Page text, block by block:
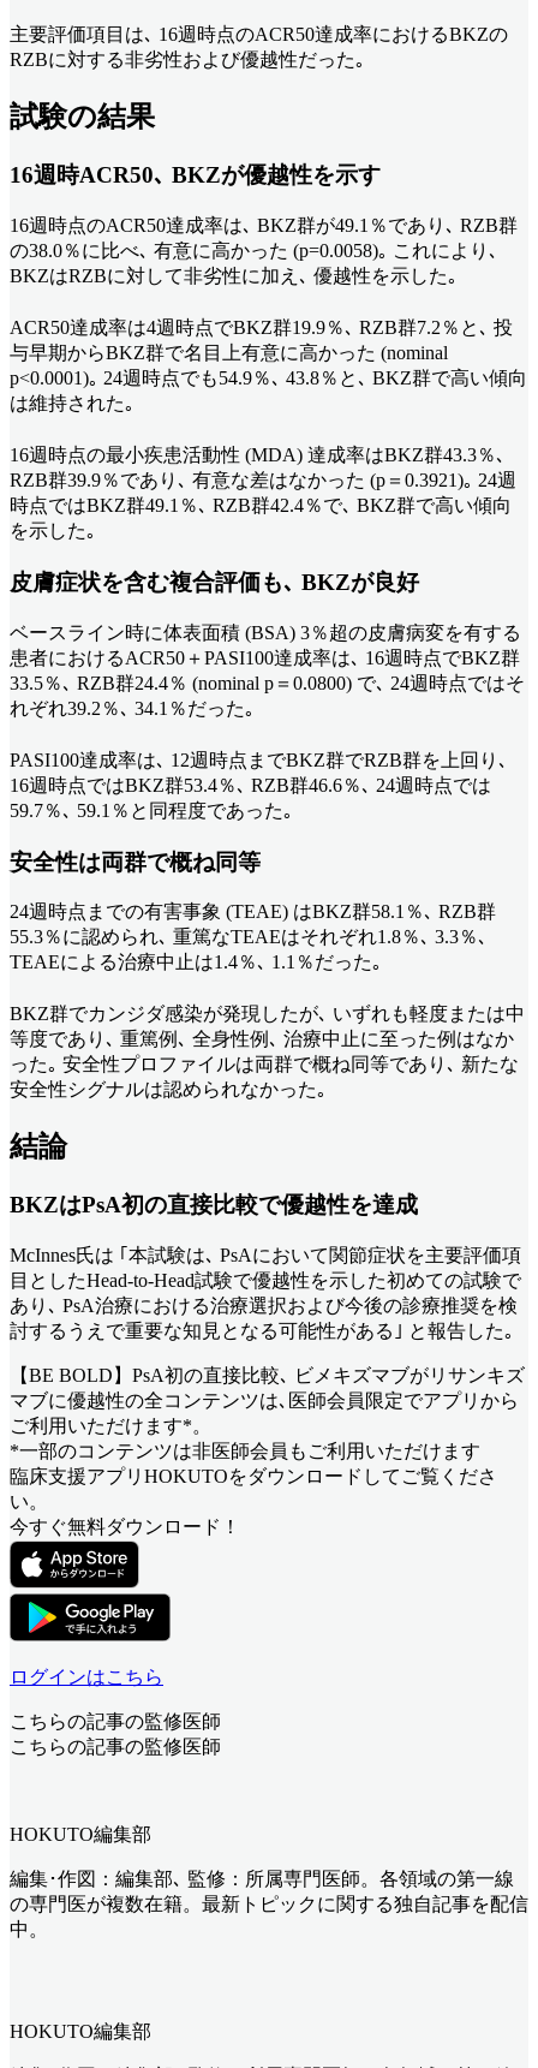
主要評価項目は､ 16週時点のACR50達成率におけるBKZの
RZBに対する非劣性および優越性だった｡
試験の結果
16週時ACR50､ BKZが優越性を示す
16週時点のACR50達成率は､ BKZ群が49.1％であり､ RZB群
の38.0％に比べ､ 有意に高かった (p=0.0058)｡ これにより､
BKZはRZBに対して非劣性に加え､ 優越性を示した｡
ACR50達成率は4週時点でBKZ群19.9％､ RZB群7.2％と､ 投
与早期からBKZ群で名目上有意に高かった (nominal
p<0.0001)｡ 24週時点でも54.9％､ 43.8％と､ BKZ群で高い傾向
は維持された｡
16週時点の最小疾患活動性 (MDA) 達成率はBKZ群43.3％､
RZB群39.9％であり､ 有意な差はなかった (p＝0.3921)｡ 24週
時点ではBKZ群49.1％､ RZB群42.4％で､ BKZ群で高い傾向
を示した｡
皮膚症状を含む複合評価も､ BKZが良好
ベースライン時に体表面積 (BSA) 3％超の皮膚病変を有する
患者におけるACR50＋PASI100達成率は､ 16週時点でBKZ群
33.5％､ RZB群24.4％ (nominal p＝0.0800) で､ 24週時点ではそ
れぞれ39.2％､ 34.1％だった｡
PASI100達成率は､ 12週時点までBKZ群でRZB群を上回り､
16週時点ではBKZ群53.4％､ RZB群46.6％､ 24週時点では
59.7％､ 59.1％と同程度であった｡
安全性は両群で概ね同等
24週時点までの有害事象 (TEAE) はBKZ群58.1％､ RZB群
55.3％に認められ､ 重篤なTEAEはそれぞれ1.8％､ 3.3％､
TEAEによる治療中止は1.4％､ 1.1％だった｡
BKZ群でカンジダ感染が発現したが､ いずれも軽度または中
等度であり､ 重篤例､ 全身性例､ 治療中止に至った例はなか
った｡ 安全性プロファイルは両群で概ね同等であり､ 新たな
安全性シグナルは認められなかった｡
結論
BKZはPsA初の直接比較で優越性を達成
McInnes氏は ｢本試験は､ PsAにおいて関節症状を主要評価項
目としたHead-to-Head試験で優越性を示した初めての試験で
あり､ PsA治療における治療選択および今後の診療推奨を検
討するうえで重要な知見となる可能性がある｣ と報告した｡
【BE BOLD】PsA初の直接比較､ ビメキズマブがリサンキズ
マブに優越性の全コンテンツは､医師会員限定でアプリから
ご利用いただけます*。
*一部のコンテンツは非医師会員もご利用いただけます
臨床支援アプリHOKUTOをダウンロードしてご覧くださ
い。
今すぐ無料ダウンロード！
ログインはこちら
こちらの記事の監修医師
こちらの記事の監修医師
HOKUTO編集部
編集･作図：編集部､ 監修：所属専門医師。各領域の第一線
の専門医が複数在籍。最新トピックに関する独自記事を配信
中。
HOKUTO編集部